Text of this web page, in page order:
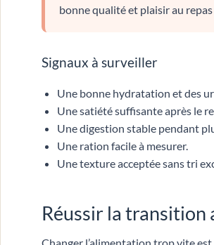
bonne qualité et plaisir au
Signaux à surveiller
Une bonne hydratation et des
Une satiété suffisante après le
Une digestion stable pendant
Une ration facile à mesurer.
Une texture acceptée sans tri
Réussir la transition